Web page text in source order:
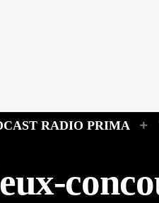
RADIO PRIMA